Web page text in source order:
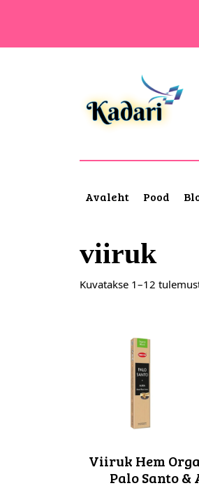
Avaleht Pood
viiruk
Kuvatakse 1–12
Viiruk Hem
Palo Santo &